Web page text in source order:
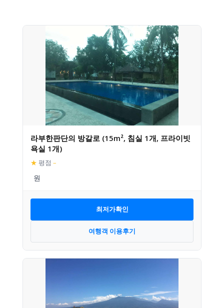
라부한판단의 방갈로 (15m², 침실 1개, 프라이빗
욕실 1개)
★ 평점 –
최저가확인
여행객 이용후기